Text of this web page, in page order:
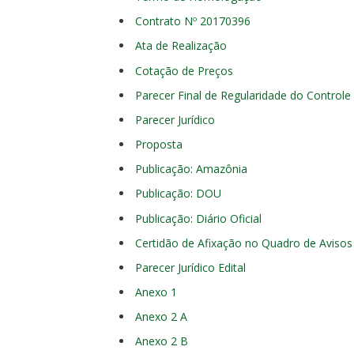
Contrato Nº 20170396
Ata de Realização
Cotação de Preços
Parecer Final de Regularidade do
Parecer Jurídico
Proposta
Publicação: Amazônia
Publicação: DOU
Publicação: Diário Oficial
Certidão de Afixação no Quadro de Avisos
Parecer Jurídico Edital
Anexo 1
Anexo 2 A
Anexo 2 B